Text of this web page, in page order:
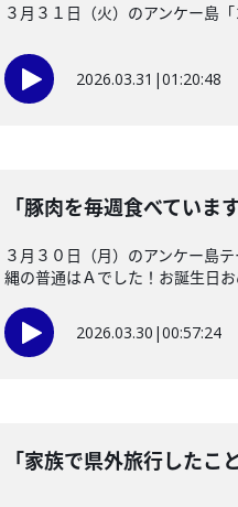
３月３１日（火）のアンケー島
2026.03.31 |01:20:48
「豚肉を毎週食べていま
３月３０日（月）のアンケー島
縄の普通はＡでした！お誕生日
2026.03.30 |00:57:24
「家族で県外旅行したこ